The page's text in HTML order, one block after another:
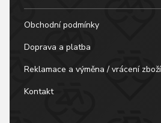
Obchodní podmínky
Doprava a platba
Reklamace a výměna / vrácení zboží
Kontakt